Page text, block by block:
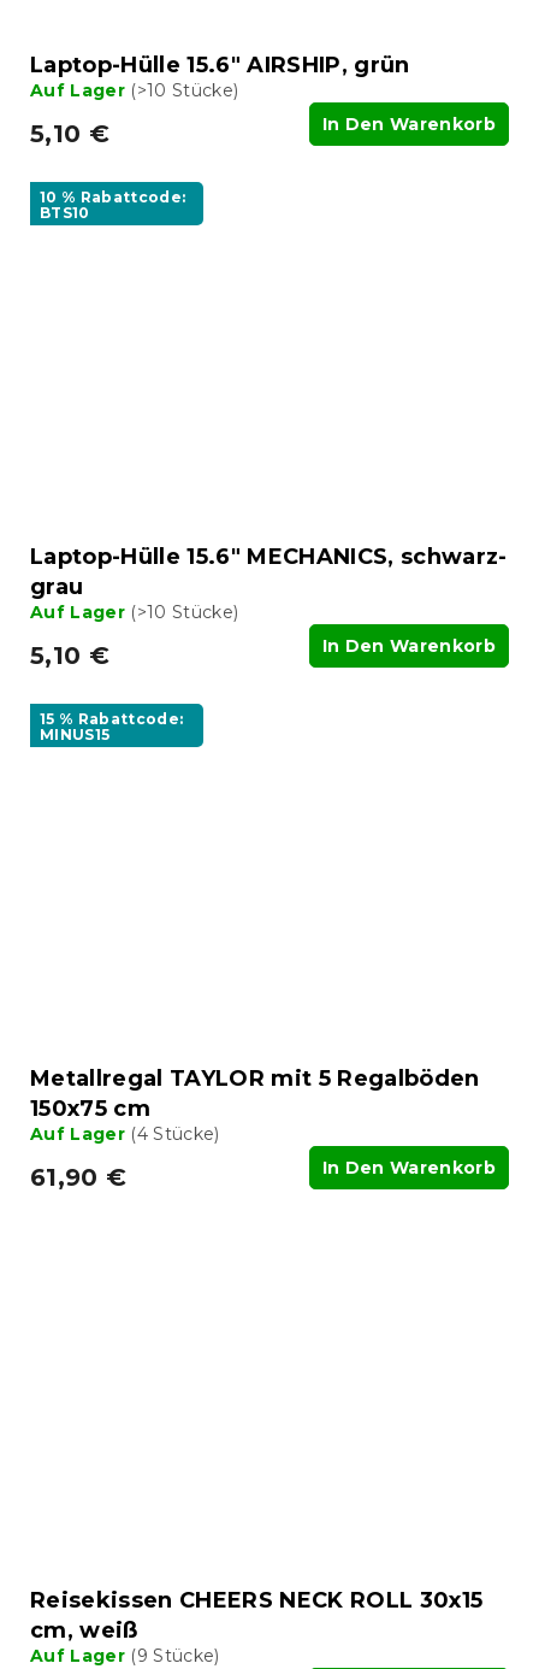
Laptop-Hülle 15.6" AIRSHIP, grün
Auf Lager (>10 Stücke)
5,10 € In Den Warenkorb
10 % Rabattcode:
BTS10
Laptop-Hülle 15.6" MECHANICS, schwarz-
grau
Auf Lager (>10 Stücke)
5,10 € In Den Warenkorb
15 % Rabattcode:
MINUS15
Metallregal TAYLOR mit 5 Regalböden
150x75 cm
Auf Lager (4 Stücke)
61,90 € In Den Warenkorb
Reisekissen CHEERS NECK ROLL 30x15
cm, weiß
Auf Lager (9 Stücke)